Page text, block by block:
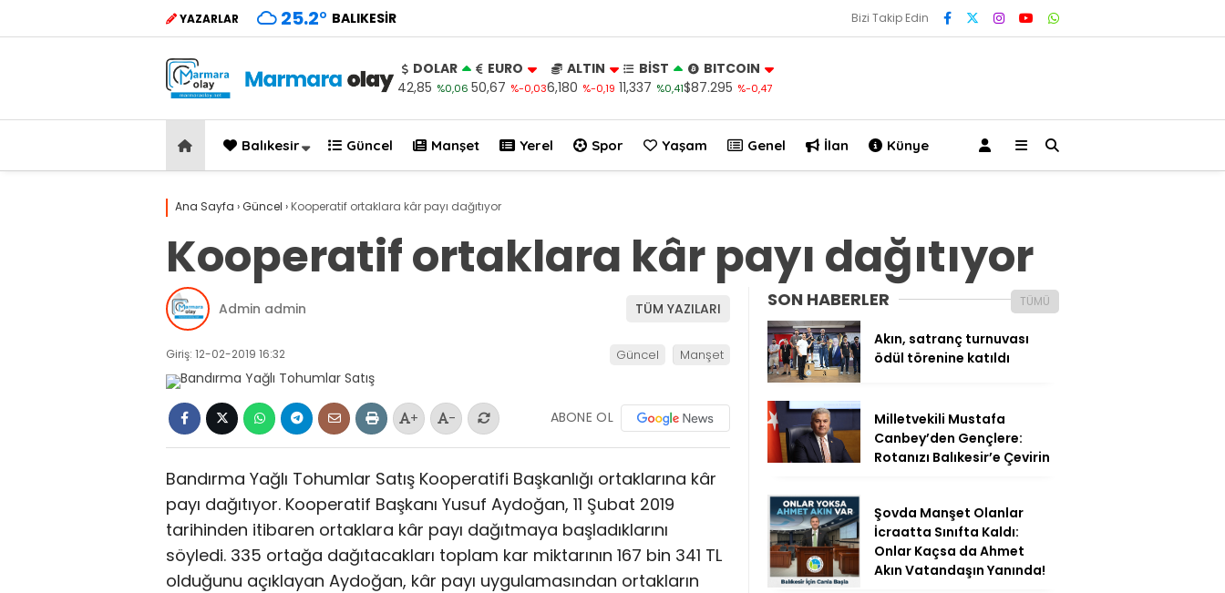
YAZARLAR 25.2° BALIKESIR Bizi Takip Edin
DOLAR
42,85 %0,06
EURO
50,67 %-0,03
ALTIN
6,180 %-0,19
BİST
11,337 %0,41
BITCOIN
$87.295 %-0,47
Balıkesir Güncel Manşet Yerel Spor Yaşam Genel İlan Künye
Ana Sayfa ›Güncel › Kooperatif ortaklara kâr payı dağıtıyor
Kooperatif ortaklara kâr payı dağıtıyor
Admin admin TÜM YAZILARI
Giriş: 12-02-2019 16:32 Güncel Manşet
+ - ABONE OL
Bandırma Yağlı Tohumlar Satış Kooperatifi Başkanlığı ortaklarına kâr
payı dağıtıyor. Kooperatif Başkanı Yusuf Aydoğan, 11 Şubat 2019
tarihinden itibaren ortaklara kâr payı dağıtmaya başladıklarını
söyledi. 335 ortağa dağıtacakları toplam kar miktarının 167 bin 341 TL
olduğunu açıklayan Aydoğan, kâr payı uygulamasından ortakların
SON HABERLER TÜMÜ
Akın, satranç turnuvası
ödül törenine katıldı
Milletvekili Mustafa
Canbey’den Gençlere:
Rotanızı Balıkesir’e Çevirin
Şovda Manşet Olanlar
İcraatta Sınıfta Kaldı:
Onlar Kaçsa da Ahmet
Akın Vatandaşın Yanında!